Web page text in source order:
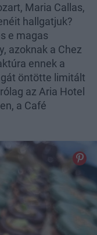
Maria Callas,
hallgatjuk?
e magas
azoknak a Chez
ennek a
öntötte limitált
az Aria Hotel
a Café